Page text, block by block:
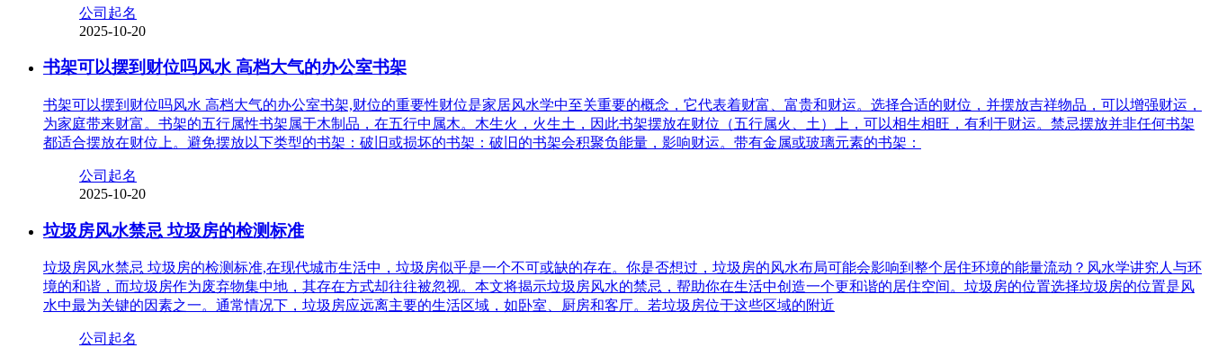
公司起名
2025-10-20
书架可以摆到财位吗风水 高档大气的办公室书架
书架可以摆到财位吗风水 高档大气的办公室书架,财位的重要性财位是家居风水学中至关重要的概念，它代表着财富、富贵和财运。选择合适的财位，并摆放吉祥物品，可以增强财运，
为家庭带来财富。书架的五行属性书架属于木制品，在五行中属木。木生火，火生土，因此书架摆放在财位（五行属火、土）上，可以相生相旺，有利于财运。禁忌摆放并非任何书架
都适合摆放在财位上。避免摆放以下类型的书架：破旧或损坏的书架：破旧的书架会积聚负能量，影响财运。带有金属或玻璃元素的书架：
公司起名
2025-10-20
垃圾房风水禁忌 垃圾房的检测标准
垃圾房风水禁忌 垃圾房的检测标准,在现代城市生活中，垃圾房似乎是一个不可或缺的存在。你是否想过，垃圾房的风水布局可能会影响到整个居住环境的能量流动？风水学讲究人与环
境的和谐，而垃圾房作为废弃物集中地，其存在方式却往往被忽视。本文将揭示垃圾房风水的禁忌，帮助你在生活中创造一个更和谐的居住空间。垃圾房的位置选择垃圾房的位置是风
水中最为关键的因素之一。通常情况下，垃圾房应远离主要的生活区域，如卧室、厨房和客厅。若垃圾房位于这些区域的附近
公司起名